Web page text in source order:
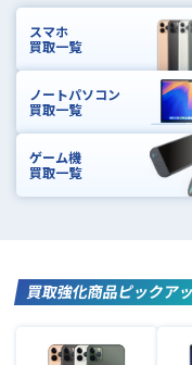
スマホ
買取一覧
ノートパソコン
買取一覧
ゲーム機
買取一覧
買取強化商品ピックア